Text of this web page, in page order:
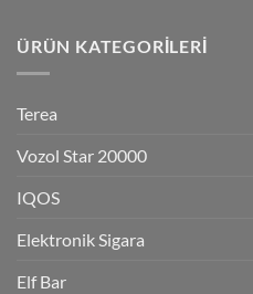
ÜRÜN KATEGORILERI
Terea
Vozol Star 20000
IQOS
Elektronik Sigara
Elf Bar